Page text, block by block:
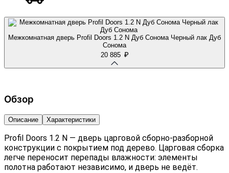
Межкомнатная дверь Profil Doors 1.2 N Дуб Сонома Черный лак Дуб
Сонома
20 885 ₽
Обзор
Описание Характеристики
Profil Doors 1.2 N — дверь царговой сборно-разборной
конструкции с покрытием под дерево. Царговая сборка
легче переносит перепады влажности: элементы
полотна работают независимо, и дверь не ведёт.